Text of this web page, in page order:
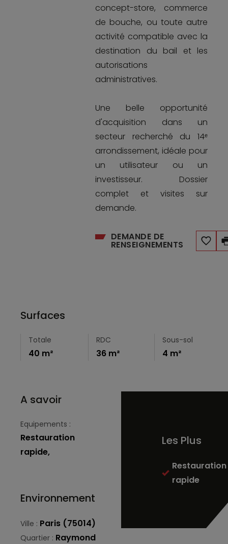
concept-store, commerce
de bouche, ou toute autre
activité compatible avec la
destination du bail et les
autorisations
administratives.
Une belle opportunité
d'acquisition dans un
secteur recherché du 14ᵉ
arrondissement, idéale pour
un utilisateur ou un
investisseur. Dossier
complet et visites sur
demande.
DEMANDE DE
RENSEIGNEMENTS
Surfaces
Totale
40 m²
RDC
36 m²
Sous-sol
4 m²
Les Plus
Restauration
rapide
A savoir
Equipements :
Restauration
rapide,
Environnement
Ville : Paris (75014)
Quartier : Raymond